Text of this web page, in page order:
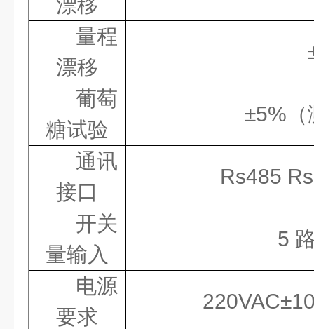
量程
漂移
葡萄
糖试验
±5%
通讯
接口
Rs485
开关
量输入
5
电源
要求